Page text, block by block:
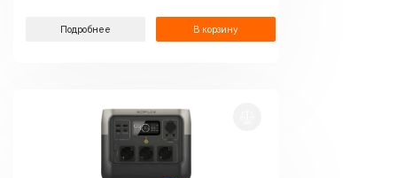
Подробнее В корзину